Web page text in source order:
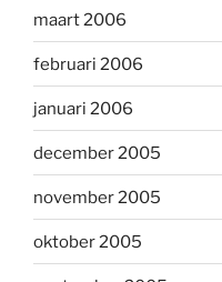
maart 2006
februari 2006
januari 2006
december 2005
november 2005
oktober 2005